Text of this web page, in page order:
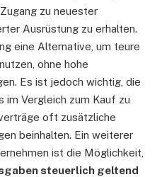
zu neuester
Ausrüstung zu erhalten.
eine Alternative, um teure
ohne hohe
Es ist jedoch wichtig, die
Vergleich zum Kauf zu
oft zusätzliche
beinhalten. Ein weiterer
ist die Möglichkeit,
steuerlich geltend